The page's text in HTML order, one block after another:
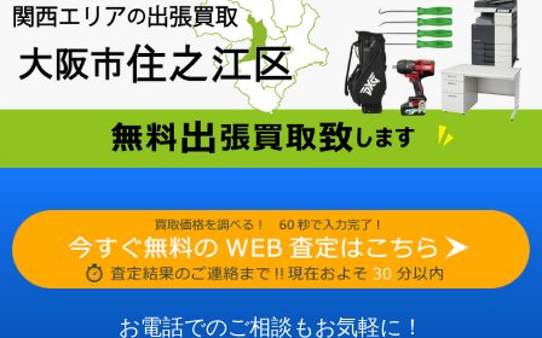
閉
す
る
お電話でのご相談もお気軽に！